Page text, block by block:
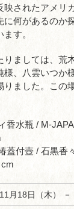
映されたアメリ
に何があるのか
す。
りましては、荒
様、八雲いつか
ました。この
香水瓶 / M-
蓋付壺 / 石黒香
月18日（木）